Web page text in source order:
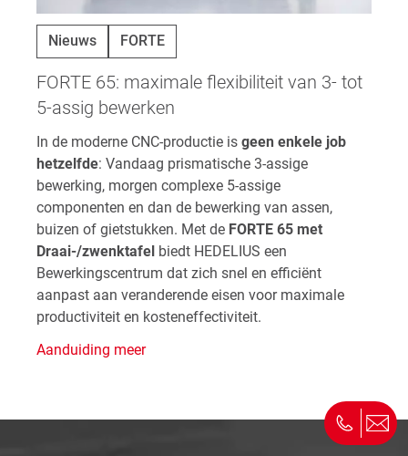
Nieuws FORTE
FORTE 65: maximale flexibiliteit van 3- tot
5-assig bewerken
In de moderne CNC-productie is geen enkele job
hetzelfde: Vandaag prismatische 3-assige
bewerking, morgen complexe 5-assige
componenten en dan de bewerking van assen,
buizen of gietstukken. Met de FORTE 65 met
Draai-/zwenktafel biedt HEDELIUS een
Bewerkingscentrum dat zich snel en efficiënt
aanpast aan veranderende eisen voor maximale
productiviteit en kosteneffectiviteit.
Aanduiding meer